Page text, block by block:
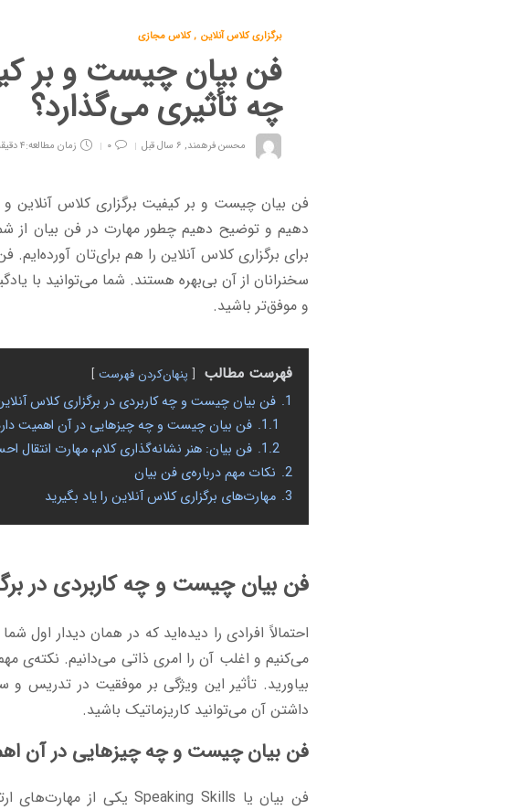
برگزاری کلاس آنلاین ,کلاس مجازی
فن بیان چیست و بر
چه تأثیری می‌گذارد؟
محسن فرهمند, ۶ سال قبل ۰ زمان مطالعه:۴ دقیقه
فن بیان چیست و بر کیفیت برگزاری کلاس آنلاین
دهیم و توضیح دهیم چطور مهارت در فن بیان از
برای برگزاری کلاس آنلاین را هم برای‌تان
سخنرانان از آن بی‌بهره هستند. شما می‌توانید با
و موفق‌تر باشید.
فهرست مطالب پنهان‌کردن فهرست
1. فن بیان چیست و چه کاربردی در برگزاری کلاس
1.1. فن بیان چیست و چه چیزهایی در آن اهمیت
1.2. فن بیان: هنر نشانه‌گذاری کلام، مهارت انتقال
2. نکات مهم درباره‌ی فن بیان
3. مهارت‌های برگزاری کلاس آنلاین را یاد بگیرید
فن بیان چیست و چه کاربردی در
احتمالاً افرادی را دیده‌اید که در همان دیدار اول
می‌کنیم و اغلب آن را امری ذاتی می‌دانیم. نکته‌ی
بیاورید. تأثیر این ویژگی بر موفقیت در تدریس
داشتن آن می‌توانید کاریزماتیک باشید.
فن بیان چیست و چه چیزهایی در آن
فن بیان یا Speaking Skills یکی از مهارت‌های ارتباطی (